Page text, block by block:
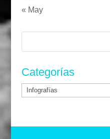
« May
Categorías
Categorías